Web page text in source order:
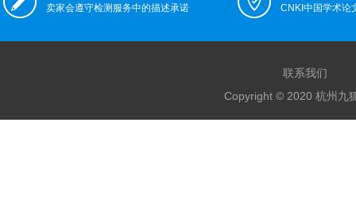
卖家会遵守检测服务中的描述承诺 CNKI中国学术论
联系我们
Copyright © 2020 杭州九